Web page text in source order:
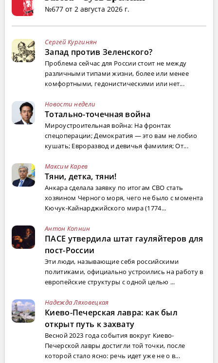
№677 от 2 августа 2026 г.
Сергей Кургинян
Запад против Зеленского?
Проблема сейчас для России стоит не между
различными типами жизни, более или менее
комфортными, гедонистическими или нет...
Новости недели
Тотально-точечная война
Мироустроительная война: На фронтах
спецоперации; Демократия — это вам не лобио
кушать; Евроразвод и девичья фамилия; От...
Максим Карев
Тяни, детка, тяни!
Анкара сделала заявку по итогам СВО стать
хозяином Черного моря, чего не было с момента
Кючук-Кайнарджийского мира (1774...
Антон Копнин
ПАСЕ утвердила штат гауляйтеров для
пост-России
Эти люди, называющие себя российскими
политиками, официально устроились на работу в
европейские структуры с одной целью ...
Надежда Ляховецкая
Киево-Печерская лавра: как был
открыт путь к захвату
Весной 2023 года события вокруг Киево-
Печерской лавры достигли той точки, после
которой стало ясно: речь идет уже не о в...